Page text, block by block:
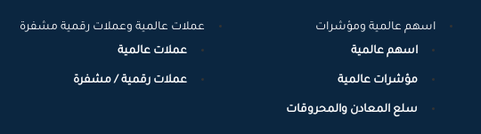
اسهم عالمية ومؤشرات
اسهم عالمية
مؤشرات عالمية
سلع المعادن والمحروقات
عملات عالمية وعملات رقمية مشفرة
عملات عالمية
عملات رقمية / مشفرة